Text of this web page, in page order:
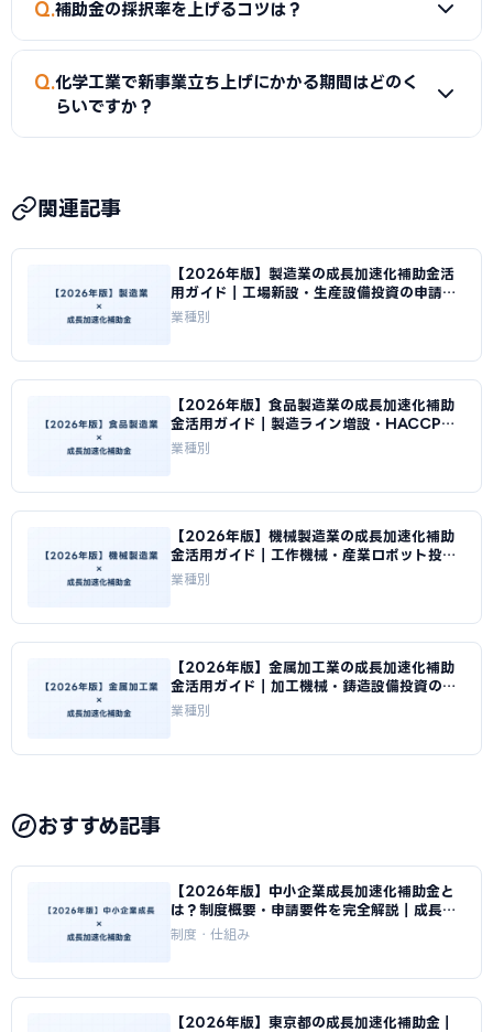
「新事業の実現可能性の説明が不十分」などがあります。本
活かせる新事業ほどリスクが低く、投資回収も早い傾向にあ
ります。ただし費用対効果は市場環境・自社の強み・運営体
制によって大きく変わるため、ROIシミュレーションセクシ
Q 補助金の採択率を上げるコツは？
A
採択率を上げるには、（1）事業計画書に具体的な数値目
標（新事業売上目標・投資回収期間・雇用計画等）を記載す
2〜3ヶ月前から準備を始める、の4点が特に重要です。特に
Q 化学工業で新事業立ち上げにかかる期間はどのく
らいですか？
8〜14ヶ月かかります。主なステップとして、gBizIDの取得
（2〜3週間）、事業計画書作成（1〜2ヶ月）、審査期間
（2〜3ヶ月）、採択後の設備発注・施工（2〜6ヶ月）、実
績報告・入金（1〜2ヶ月）があります。新事業が軌道に乗っ
て収益化するまでにはさらに6〜12ヶ月かかる場合もありま
す。早めの準備が鍵です。
関連記事
【2026年版】製造業の成長加速化補助金活
用ガイド｜工場新設・生産設備投資の申請戦
略｜成長加速化補助金ナビ
業種別
【2026年版】食品製造業の成長加速化補助
金活用ガイド｜製造ライン増設・HACCP対
応投資｜成長加速化補助金ナビ
業種別
【2026年版】機械製造業の成長加速化補助
金活用ガイド｜工作機械・産業ロボット投資
の申請方法｜成長加速化補助金ナビ
業種別
【2026年版】金属加工業の成長加速化補助
金活用ガイド｜加工機械・鋳造設備投資の申
請方法｜成長加速化補助金ナビ
業種別
おすすめ記事
【2026年版】中小企業成長加速化補助金と
は？制度概要・申請要件を完全解説｜成長加
速化補助金ナビ
制度・仕組み
【2026年版】東京都の成長加速化補助金｜